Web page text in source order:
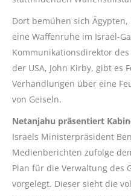
Dort bemühen sich
eine Waffenruhe im Israel-
Kommunikationsdirektor
der USA, John Kirby, gibt es
Verhandlungen über eine
von Geiseln.
Netanjahu präsentiert
Israels Ministerpräsident
Medienberichten zufolge
Plan für die Verwaltung des
vorgelegt. Dieser sieht die